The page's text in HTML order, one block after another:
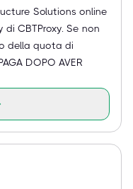
Solutions online
CBTProxy. Se non
della quota di
DOPO AVER